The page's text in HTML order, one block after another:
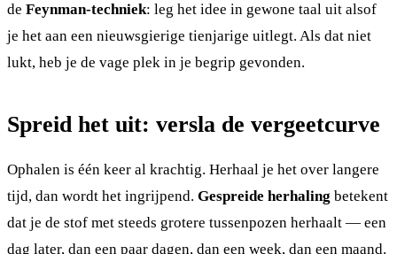
de Feynman-techniek: leg het idee in gewone taal uit alsof
je het aan een nieuwsgierige tienjarige uitlegt. Als dat niet
lukt, heb je de vage plek in je begrip gevonden.
Spreid het uit: versla de vergeetcurve
Ophalen is één keer al krachtig. Herhaal je het over langere
tijd, dan wordt het ingrijpend. Gespreide herhaling betekent
dat je de stof met steeds grotere tussenpozen herhaalt — een
dag later, dan een paar dagen, dan een week, dan een maand.